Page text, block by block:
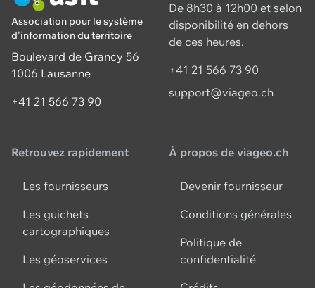
Association pour le système
d'information du territoire
Boulevard de Grancy 56
1006 Lausanne
+41 21 566 73 90
De 8h30 à 12h00 et selon
disponibilité en dehors
de ces heures.
+41 21 566 73 90
support@viageo.ch
Retrouvez rapidement
Les fournisseurs
Les guichets
cartographiques
Les géoservices
À propos de viageo.ch
Devenir fournisseur
Conditions générales
Politique de
confidentialité